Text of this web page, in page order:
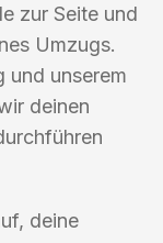
zur Seite und
Umzugs.
und unserem
deinen
deine